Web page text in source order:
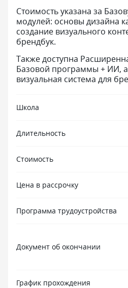
Стоимость указана за
модулей: основы дизайна
создание визуального
брендбук.
Также доступна
Базовой программы + ИИ,
визуальная система для
Школа
Длительность
Стоимость
Цена в рассрочку
Программа трудоустройства
Документ об окончании
График прохождения